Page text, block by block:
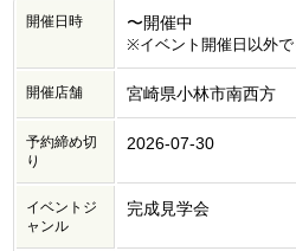
開催日時 〜開催中
※イベント開催日以外
開催店舗 宮崎県小林市南西方
予約締め切
り
2026-07-30
イベントジ
ャンル
完成見学会